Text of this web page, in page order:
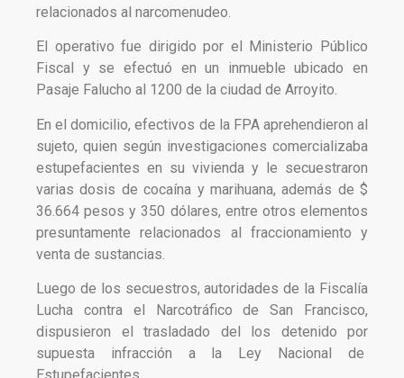
relacionados al narcomenudeo.
El operativo fue dirigido por el Ministerio Público
Fiscal y se efectuó en un inmueble ubicado en
Pasaje Falucho al 1200 de la ciudad de Arroyito.
En el domicilio, efectivos de la FPA aprehendieron al
sujeto, quien según investigaciones comercializaba
estupefacientes en su vivienda y le secuestraron
varias dosis de cocaína y marihuana, además de $
36.664 pesos y 350 dólares, entre otros elementos
presuntamente relacionados al fraccionamiento y
venta de sustancias.
Luego de los secuestros, autoridades de la Fiscalía
Lucha contra el Narcotráfico de San Francisco,
dispusieron el trasladado del los detenido por
supuesta infracción a la Ley Nacional de